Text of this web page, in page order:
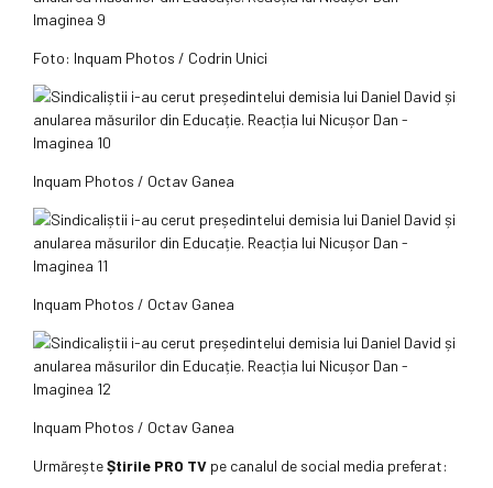
Foto: Inquam Photos / Codrin Unici
Inquam Photos / Octav Ganea
Inquam Photos / Octav Ganea
Inquam Photos / Octav Ganea
UrmăreșteȘtirile PRO TV pe canalul de social media preferat: